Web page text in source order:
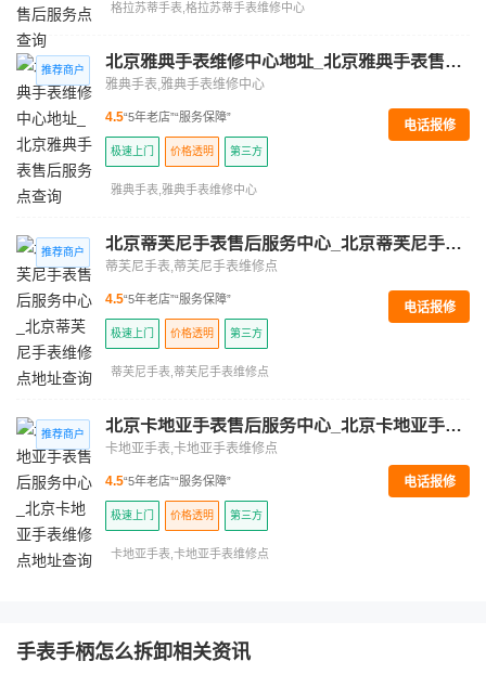
格拉苏蒂手表,格拉苏蒂手表维修中心
北京雅典手表维修中心地址_北京雅典手表售后服务点查询
雅典手表,雅典手表维修中心
4.5“5年老店”“服务保障”
极速上门 价格透明 第三方
雅典手表,雅典手表维修中心
电话报修
北京蒂芙尼手表售后服务中心_北京蒂芙尼手表维修点地址查询
蒂芙尼手表,蒂芙尼手表维修点
4.5“5年老店”“服务保障”
极速上门 价格透明 第三方
蒂芙尼手表,蒂芙尼手表维修点
电话报修
北京卡地亚手表售后服务中心_北京卡地亚手表维修点地址查询
卡地亚手表,卡地亚手表维修点
4.5“5年老店”“服务保障”
极速上门 价格透明 第三方
卡地亚手表,卡地亚手表维修点
电话报修
手表手柄怎么拆卸相关资讯